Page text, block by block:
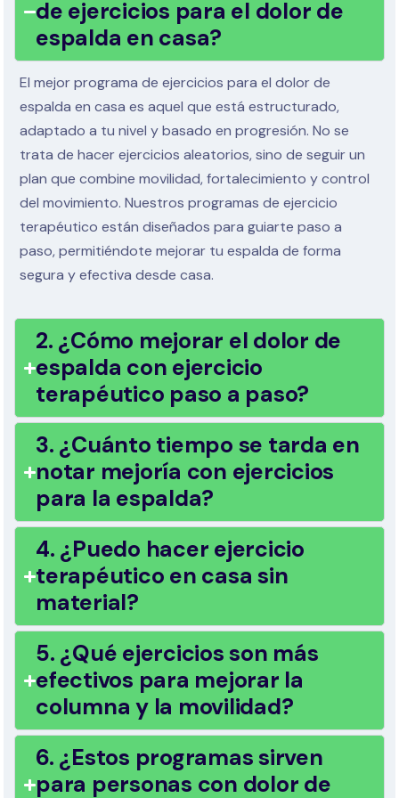
de ejercicios para el dolor de
espalda en casa?
El mejor programa de ejercicios para el dolor de
espalda en casa es aquel que está estructurado,
adaptado a tu nivel y basado en progresión. No se
trata de hacer ejercicios aleatorios, sino de seguir un
plan que combine movilidad, fortalecimiento y control
del movimiento. Nuestros programas de ejercicio
terapéutico están diseñados para guiarte paso a
paso, permitiéndote mejorar tu espalda de forma
segura y efectiva desde casa.
2. ¿Cómo mejorar el dolor de
espalda con ejercicio
terapéutico paso a paso?
3. ¿Cuánto tiempo se tarda en
notar mejoría con ejercicios
para la espalda?
4. ¿Puedo hacer ejercicio
terapéutico en casa sin
material?
5. ¿Qué ejercicios son más
efectivos para mejorar la
columna y la movilidad?
6. ¿Estos programas sirven
para personas con dolor de